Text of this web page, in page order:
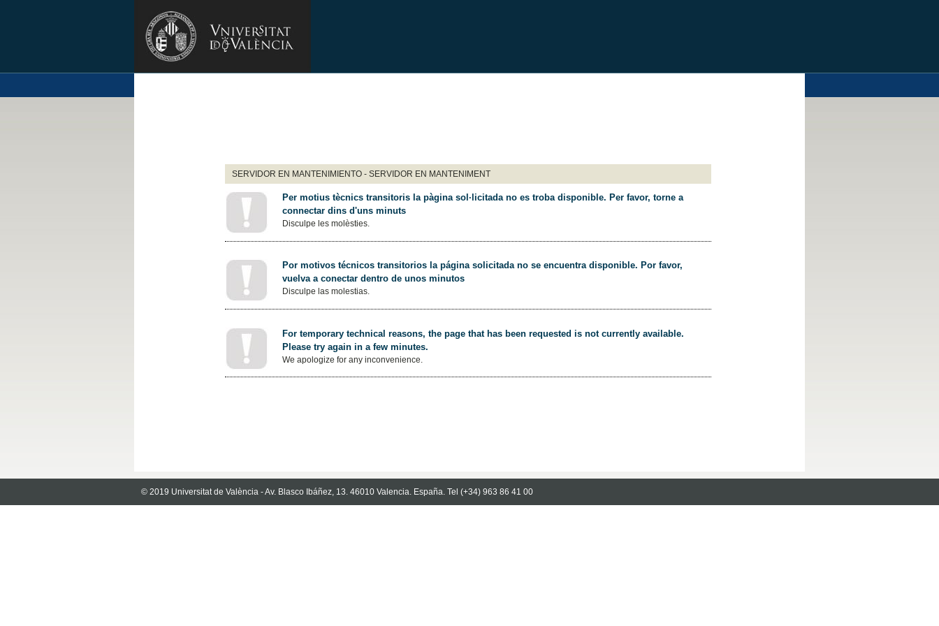
SERVIDOR EN MANTENIMIENTO - SERVIDOR EN MANTENIMENT
Per motius tècnics transitoris la pàgina sol·licitada no es troba disponible. Per favor, torne a
connectar dins d'uns minuts
Disculpe les molèsties.
Por motivos técnicos transitorios la página solicitada no se encuentra disponible. Por favor,
vuelva a conectar dentro de unos minutos
Disculpe las molestias.
For temporary technical reasons, the page that has been requested is not currently available.
Please try again in a few minutes.
We apologize for any inconvenience.
© 2019 Universitat de València - Av. Blasco Ibáñez, 13. 46010 Valencia. España. Tel (+34) 963 86 41 00